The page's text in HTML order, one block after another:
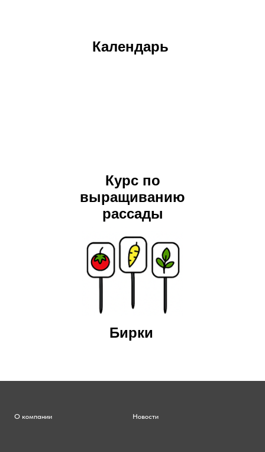
Курс по
выращиванию
рассады
Бирки
Календарь
О компании Новости